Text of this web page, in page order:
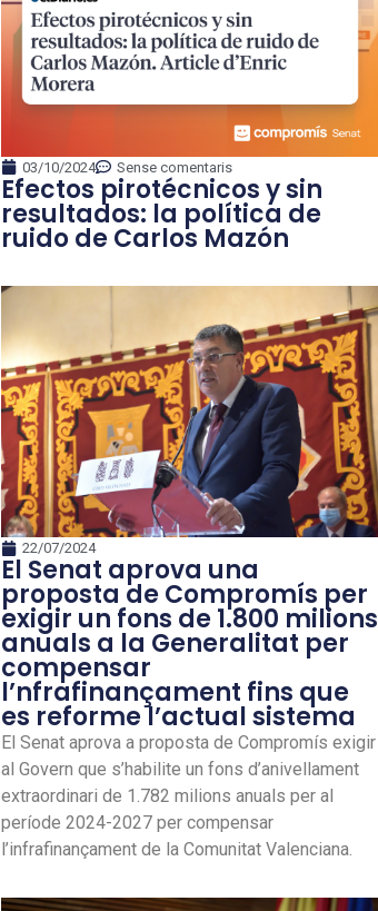
03/10/2024 Sense comentaris
Efectos pirotécnicos y sin
resultados: la política de
ruido de Carlos Mazón
22/07/2024
El Senat aprova una
proposta de Compromís per
exigir un fons de 1.800 milions
anuals a la Generalitat per
compensar
l’nfrafinançament fins que
es reforme l’actual sistema
El Senat aprova a proposta de Compromís exigir
al Govern que s’habilite un fons d’anivellament
extraordinari de 1.782 milions anuals per al
període 2024-2027 per compensar
l’infrafinançament de la Comunitat Valenciana.